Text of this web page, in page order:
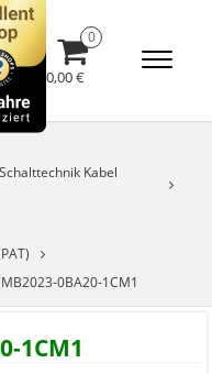
0,00 €
Kabel
0BA20-1CM1
1CM1